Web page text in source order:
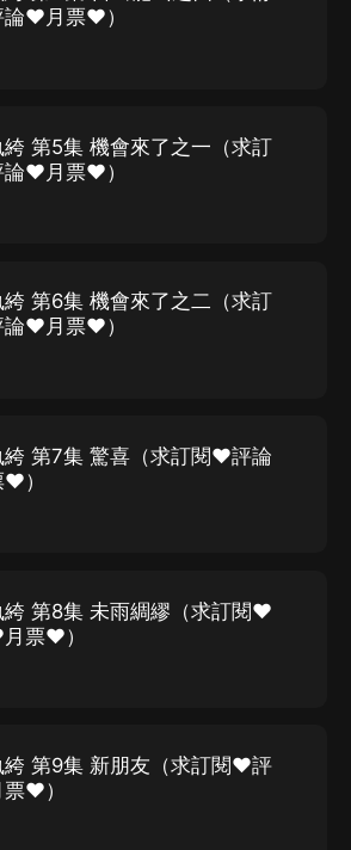
❤月票❤）
第5集 機會來了之一（求訂
❤月票❤）
第6集 機會來了之二（求訂
❤月票❤）
絝 第7集 驚喜（求訂閱❤評論
）
絝 第8集 未雨綢繆（求訂閱❤
票❤）
絝 第9集 新朋友（求訂閱❤評
❤）